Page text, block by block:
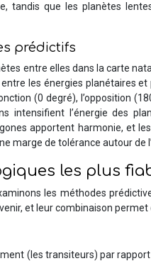
tandis que les planètes
prédictifs
entre elles dans la carte
les énergies planétaires
(0 degré), l’opposition
intensifient l’énergie des
apportent harmonie, et
marge de tolérance autour de
les plus
les méthodes
et leur combinaison permet
(les transiteurs) par